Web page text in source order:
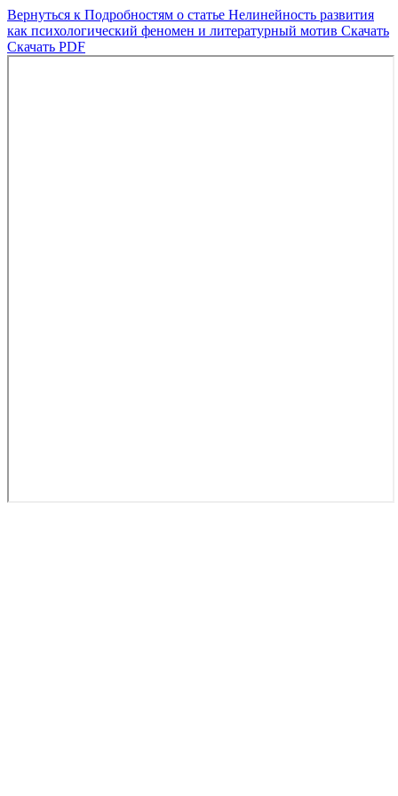
Вернуться к Подробностям о статье Нелинейность развития
как психологический феномен и литературный мотив Скачать
Скачать PDF